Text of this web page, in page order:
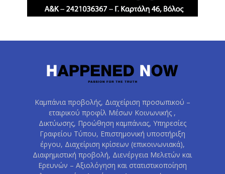
Καμπάνια προβολής, Διαχείριση προσωπικού –
εταιρικού προφίλ Μέσων Κοινωνικής ,
Δικτύωσης, Προώθηση καμπάνιας, Υπηρεσίες
Γραφείου Τύπου, Επιστημονική υποστήριξη
έργου, Διαχείριση κρίσεων (επικοινωνιακά),
Διαφημιστική προβολή, Διενέργεια Μελετών και
Ερευνών – Αξιολόγηση και στατιστικοποίηση